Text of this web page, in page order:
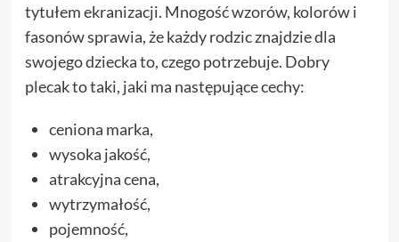
tytułem ekranizacji. Mnogość wzorów, kolorów i
fasonów sprawia, że każdy rodzic znajdzie dla
swojego dziecka to, czego potrzebuje. Dobry
plecak to taki, jaki ma następujące cechy:
ceniona marka,
wysoka jakość,
atrakcyjna cena,
wytrzymałość,
pojemność,